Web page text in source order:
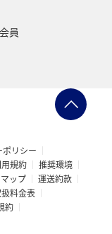
員
ポリシー
規約
推奨環境
ップ
運送約款
料金表
約